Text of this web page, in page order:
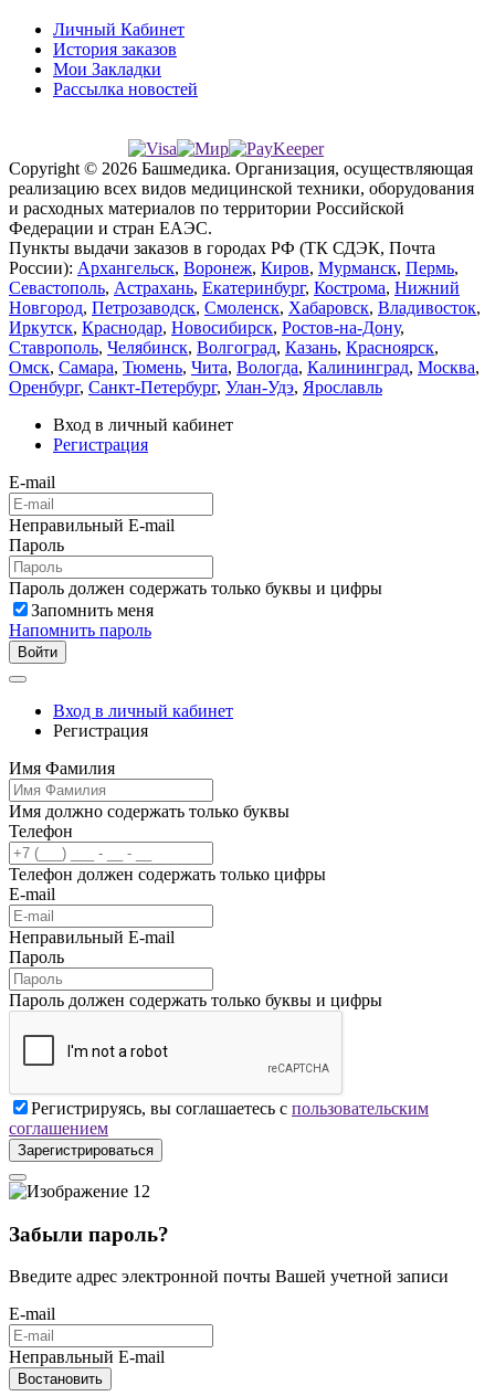
Личный Кабинет
История заказов
Мои Закладки
Рассылка новостей
Copyright © 2026 Башмедика. Организация, осуществляющая
реализацию всех видов медицинской техники, оборудования
и расходных материалов по территории Российской
Федерации и стран ЕАЭС.
Пункты выдачи заказов в городах РФ (ТК СДЭК, Почта
России): Архангельск, Воронеж, Киров, Мурманск, Пермь,
Севастополь, Астрахань, Екатеринбург, Кострома, Нижний
Новгород, Петрозаводск, Смоленск, Хабаровск, Владивосток,
Иркутск, Краснодар, Новосибирск, Ростов-на-Дону,
Ставрополь, Челябинск, Волгоград, Казань, Красноярск,
Омск, Самара, Тюмень, Чита, Вологда, Калининград, Москва,
Оренбург, Санкт-Петербург, Улан-Удэ, Ярославль
Вход в личный кабинет
Регистрация
E-mail
Неправильный E-mail
Пароль
Пароль должен содержать только буквы и цифры
Запомнить меня
Напомнить пароль
Войти
Вход в личный кабинет
Регистрация
Имя Фамилия
Имя должно содержать только буквы
Телефон
Телефон должен содержать только цифры
E-mail
Неправильный E-mail
Пароль
Пароль должен содержать только буквы и цифры
Регистрируясь, вы соглашаетесь с пользовательским
соглашением
Зарегистрироваться
Забыли пароль?
Введите адрес электронной почты Вашей учетной записи
E-mail
Неправльный E-mail
Востановить